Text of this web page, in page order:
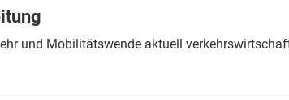
und Mobilitätswende aktuell